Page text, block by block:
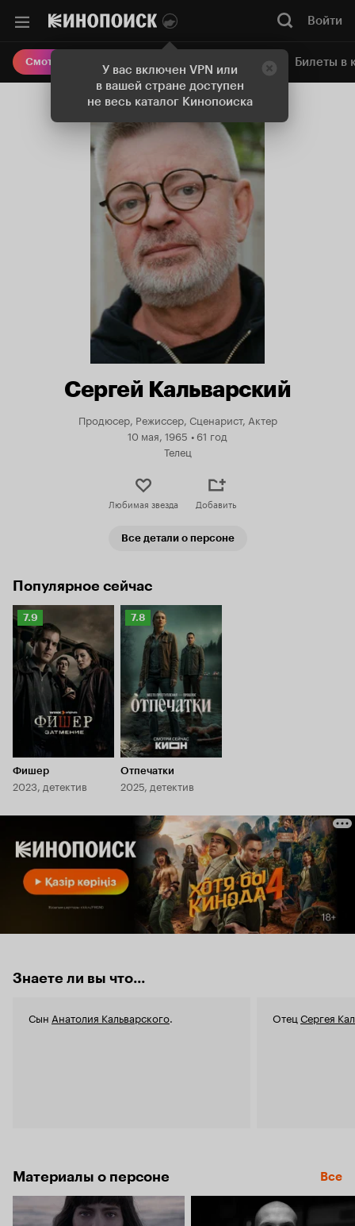
У вас включен VPN или
в вашей стране доступен
не весь каталог Кинопоиска
Войти
Смотреть кино Онлайн-кинотеатр Билеты в
Сергей Кальварский
Продюсер, Режиссер, Сценарист, Актер
10 мая, 1965 • 61 год
Телец
Любимая звезда Добавить
Все детали о персоне
Популярное сейчас
Рейтинг
Кинопоиска
7.9
7.9
Фишер
2023, детектив
Рейтинг
Кинопоиска
7.8
Отпечатки
2025, детектив
Знаете ли вы что...
Сын Анатолия Кальварского. Отец Сергея
Материалы о персоне Все